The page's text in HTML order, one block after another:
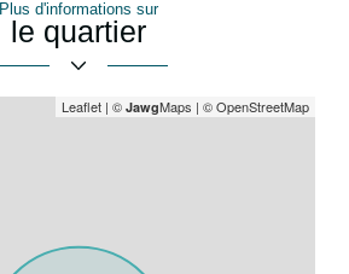
Plus d'informations sur
le quartier
Leaflet | © JawgMaps | © OpenStreetMap